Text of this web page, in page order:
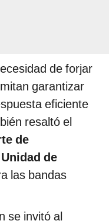
de forjar
garantizar
eficiente
resaltó el
de
Unidad de
las bandas
se invitó al